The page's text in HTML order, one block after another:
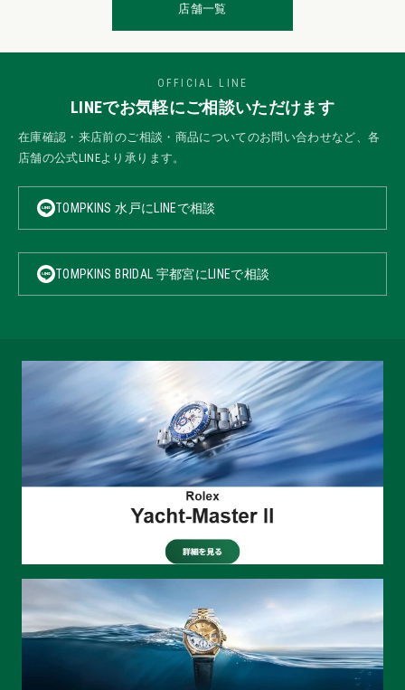
店舗一覧
OFFICIAL LINE
LINEでお気軽にご相談いただけます
在庫確認・来店前のご相談・商品についてのお問い合わせなど、各
店舗の公式LINEより承ります。
TOMPKINS 水戸にLINEで相談
TOMPKINS BRIDAL 宇都宮にLINEで相談